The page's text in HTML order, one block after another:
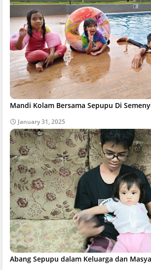
Mandi Kolam Bersama Sepupu Di
January 31, 2025
Abang Sepupu dalam Keluarga dan